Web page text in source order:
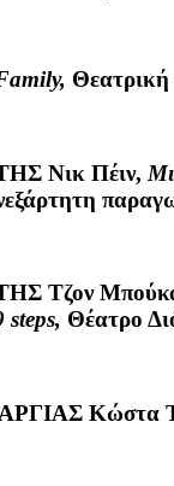
,
Νικ Πέιν,
Τζον
steps, Θέατρο
Κώστα